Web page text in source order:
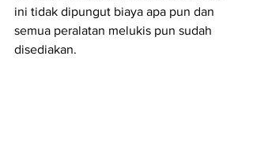
ini tidak dipungut biaya apa pun dan
semua peralatan melukis pun sudah
disediakan.